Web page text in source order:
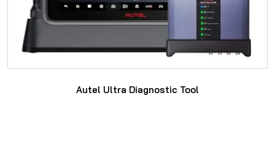
Autel Ultra Diagnostic Tool